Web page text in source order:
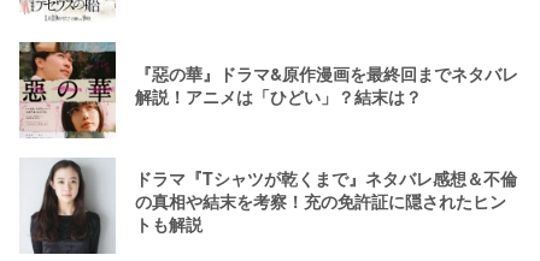
『惡の華』ドラマ&原作漫画を最終回までネタバレ
解説！アニメは「ひどい」？結末は？
ドラマ『Tシャツが乾くまで』ネタバレ感想＆不倫
の真相や結末を考察！充の免許証に隠されたヒン
トも解説